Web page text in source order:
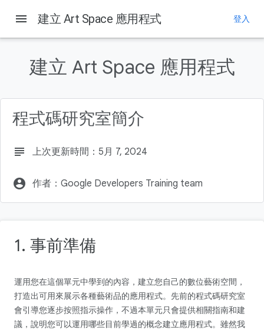
1. 事前準備
必要條件
建構項目
軟硬體需求
menu 建立 Art Space 應用程式 登入
建立 Art Space 應用程式
程式碼研究室簡介
subject 上次更新時間：5月 7, 2024
account_circle 作者：Google Developers Training team
1. 事前準備
運用您在這個單元中學到的內容，建立您自己的數位藝術空間，
打造出可用來展示各種藝術品的應用程式。先前的程式碼研究室
會引導您逐步按照指示操作，不過本單元只會提供相關指南和建
議，說明您可以運用哪些目前學過的概念建立應用程式。雖然我